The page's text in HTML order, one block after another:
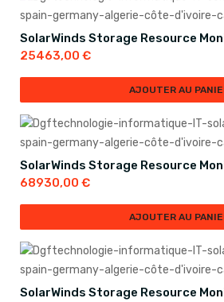
SolarWinds Storage Resource
25463,00 €
AJOUTER AU
SolarWinds Storage Resource
68930,00 €
AJOUTER AU
SolarWinds Storage Resource